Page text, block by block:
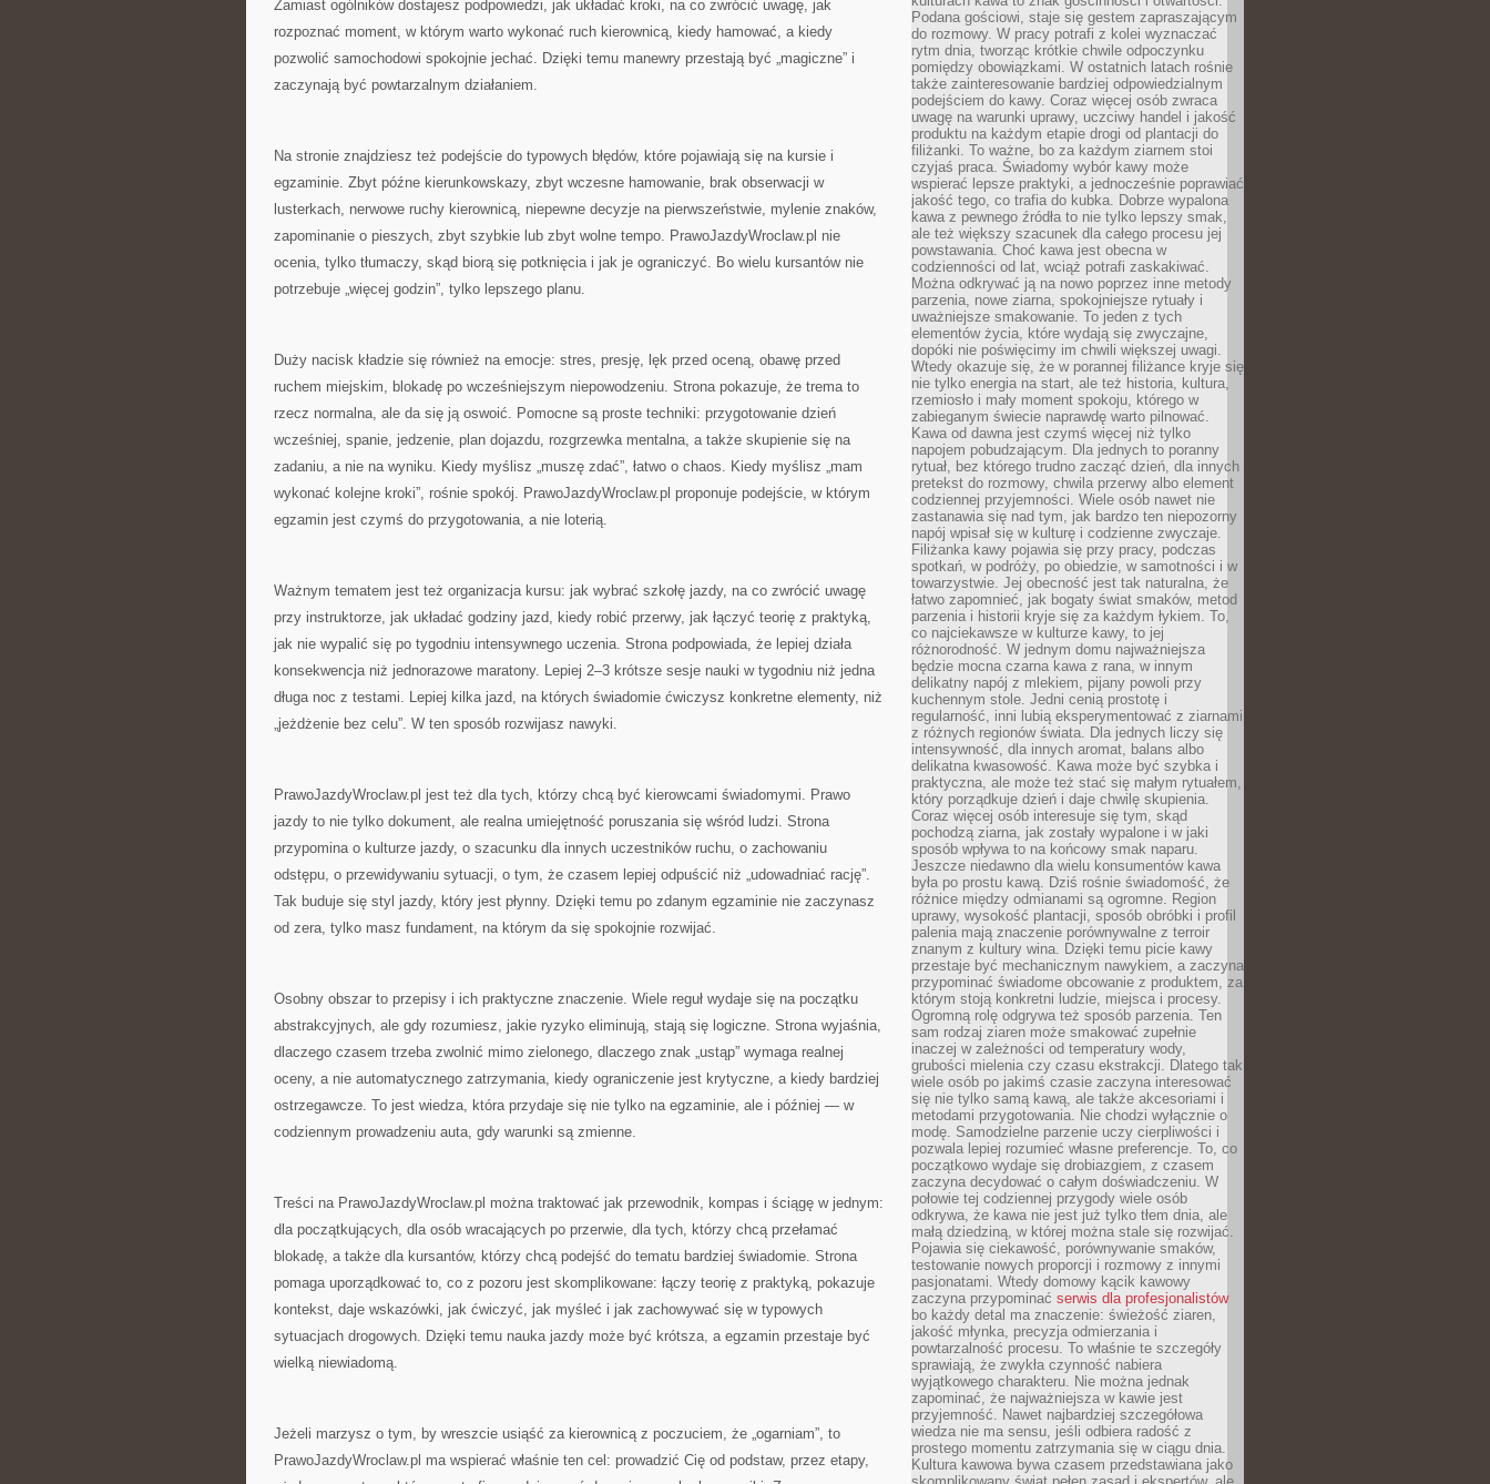
Zamiast ogólników dostajesz podpowiedzi, jak układać kroki, na co zwrócić uwagę, jak
rozpoznać moment, w którym warto wykonać ruch kierownicą, kiedy hamować, a kiedy
pozwolić samochodowi spokojnie jechać. Dzięki temu manewry przestają być „magiczne” i
zaczynają być powtarzalnym działaniem.
Na stronie znajdziesz też podejście do typowych błędów, które pojawiają się na kursie i
egzaminie. Zbyt późne kierunkowskazy, zbyt wczesne hamowanie, brak obserwacji w
lusterkach, nerwowe ruchy kierownicą, niepewne decyzje na pierwszeństwie, mylenie znaków,
zapominanie o pieszych, zbyt szybkie lub zbyt wolne tempo. PrawoJazdyWroclaw.pl nie
ocenia, tylko tłumaczy, skąd biorą się potknięcia i jak je ograniczyć. Bo wielu kursantów nie
potrzebuje „więcej godzin”, tylko lepszego planu.
Duży nacisk kładzie się również na emocje: stres, presję, lęk przed oceną, obawę przed
ruchem miejskim, blokadę po wcześniejszym niepowodzeniu. Strona pokazuje, że trema to
rzecz normalna, ale da się ją oswoić. Pomocne są proste techniki: przygotowanie dzień
wcześniej, spanie, jedzenie, plan dojazdu, rozgrzewka mentalna, a także skupienie się na
zadaniu, a nie na wyniku. Kiedy myślisz „muszę zdać”, łatwo o chaos. Kiedy myślisz „mam
wykonać kolejne kroki”, rośnie spokój. PrawoJazdyWroclaw.pl proponuje podejście, w którym
egzamin jest czymś do przygotowania, a nie loterią.
Ważnym tematem jest też organizacja kursu: jak wybrać szkołę jazdy, na co zwrócić uwagę
przy instruktorze, jak układać godziny jazd, kiedy robić przerwy, jak łączyć teorię z praktyką,
jak nie wypalić się po tygodniu intensywnego uczenia. Strona podpowiada, że lepiej działa
konsekwencja niż jednorazowe maratony. Lepiej 2–3 krótsze sesje nauki w tygodniu niż jedna
długa noc z testami. Lepiej kilka jazd, na których świadomie ćwiczysz konkretne elementy, niż
„jeżdżenie bez celu”. W ten sposób rozwijasz nawyki.
PrawoJazdyWroclaw.pl jest też dla tych, którzy chcą być kierowcami świadomymi. Prawo
jazdy to nie tylko dokument, ale realna umiejętność poruszania się wśród ludzi. Strona
przypomina o kulturze jazdy, o szacunku dla innych uczestników ruchu, o zachowaniu
odstępu, o przewidywaniu sytuacji, o tym, że czasem lepiej odpuścić niż „udowadniać rację”.
Tak buduje się styl jazdy, który jest płynny. Dzięki temu po zdanym egzaminie nie zaczynasz
od zera, tylko masz fundament, na którym da się spokojnie rozwijać.
Osobny obszar to przepisy i ich praktyczne znaczenie. Wiele reguł wydaje się na początku
abstrakcyjnych, ale gdy rozumiesz, jakie ryzyko eliminują, stają się logiczne. Strona wyjaśnia,
dlaczego czasem trzeba zwolnić mimo zielonego, dlaczego znak „ustąp” wymaga realnej
oceny, a nie automatycznego zatrzymania, kiedy ograniczenie jest krytyczne, a kiedy bardziej
ostrzegawcze. To jest wiedza, która przydaje się nie tylko na egzaminie, ale i później — w
codziennym prowadzeniu auta, gdy warunki są zmienne.
Treści na PrawoJazdyWroclaw.pl można traktować jak przewodnik, kompas i ściągę w jednym:
dla początkujących, dla osób wracających po przerwie, dla tych, którzy chcą przełamać
blokadę, a także dla kursantów, którzy chcą podejść do tematu bardziej świadomie. Strona
pomaga uporządkować to, co z pozoru jest skomplikowane: łączy teorię z praktyką, pokazuje
kontekst, daje wskazówki, jak ćwiczyć, jak myśleć i jak zachowywać się w typowych
sytuacjach drogowych. Dzięki temu nauka jazdy może być krótsza, a egzamin przestaje być
wielką niewiadomą.
Jeżeli marzysz o tym, by wreszcie usiąść za kierownicą z poczuciem, że „ogarniam”, to
PrawoJazdyWroclaw.pl ma wspierać właśnie ten cel: prowadzić Cię od podstaw, przez etapy,
Podana gościowi, staje się gestem zapraszającym
do rozmowy. W pracy potrafi z kolei wyznaczać
rytm dnia, tworząc krótkie chwile odpoczynku
pomiędzy obowiązkami. W ostatnich latach rośnie
także zainteresowanie bardziej odpowiedzialnym
podejściem do kawy. Coraz więcej osób zwraca
uwagę na warunki uprawy, uczciwy handel i jakość
produktu na każdym etapie drogi od plantacji do
filiżanki. To ważne, bo za każdym ziarnem stoi
czyjaś praca. Świadomy wybór kawy może
wspierać lepsze praktyki, a jednocześnie poprawiać
jakość tego, co trafia do kubka. Dobrze wypalona
kawa z pewnego źródła to nie tylko lepszy smak,
ale też większy szacunek dla całego procesu jej
powstawania. Choć kawa jest obecna w
codzienności od lat, wciąż potrafi zaskakiwać.
Można odkrywać ją na nowo poprzez inne metody
parzenia, nowe ziarna, spokojniejsze rytuały i
uważniejsze smakowanie. To jeden z tych
elementów życia, które wydają się zwyczajne,
dopóki nie poświęcimy im chwili większej uwagi.
Wtedy okazuje się, że w porannej filiżance kryje się
nie tylko energia na start, ale też historia, kultura,
rzemiosło i mały moment spokoju, którego w
zabieganym świecie naprawdę warto pilnować.
Kawa od dawna jest czymś więcej niż tylko
napojem pobudzającym. Dla jednych to poranny
rytuał, bez którego trudno zacząć dzień, dla innych
pretekst do rozmowy, chwila przerwy albo element
codziennej przyjemności. Wiele osób nawet nie
zastanawia się nad tym, jak bardzo ten niepozorny
napój wpisał się w kulturę i codzienne zwyczaje.
Filiżanka kawy pojawia się przy pracy, podczas
spotkań, w podróży, po obiedzie, w samotności i w
towarzystwie. Jej obecność jest tak naturalna, że
łatwo zapomnieć, jak bogaty świat smaków, metod
parzenia i historii kryje się za każdym łykiem. To,
co najciekawsze w kulturze kawy, to jej
różnorodność. W jednym domu najważniejsza
będzie mocna czarna kawa z rana, w innym
delikatny napój z mlekiem, pijany powoli przy
kuchennym stole. Jedni cenią prostotę i
regularność, inni lubią eksperymentować z ziarnami
z różnych regionów świata. Dla jednych liczy się
intensywność, dla innych aromat, balans albo
delikatna kwasowość. Kawa może być szybka i
praktyczna, ale może też stać się małym rytuałem,
który porządkuje dzień i daje chwilę skupienia.
Coraz więcej osób interesuje się tym, skąd
pochodzą ziarna, jak zostały wypalone i w jaki
sposób wpływa to na końcowy smak naparu.
Jeszcze niedawno dla wielu konsumentów kawa
była po prostu kawą. Dziś rośnie świadomość, że
różnice między odmianami są ogromne. Region
uprawy, wysokość plantacji, sposób obróbki i profil
palenia mają znaczenie porównywalne z terroir
znanym z kultury wina. Dzięki temu picie kawy
przestaje być mechanicznym nawykiem, a zaczyna
przypominać świadome obcowanie z produktem, za
którym stoją konkretni ludzie, miejsca i procesy.
Ogromną rolę odgrywa też sposób parzenia. Ten
sam rodzaj ziaren może smakować zupełnie
inaczej w zależności od temperatury wody,
grubości mielenia czy czasu ekstrakcji. Dlatego tak
wiele osób po jakimś czasie zaczyna interesować
się nie tylko samą kawą, ale także akcesoriami i
metodami przygotowania. Nie chodzi wyłącznie o
modę. Samodzielne parzenie uczy cierpliwości i
pozwala lepiej rozumieć własne preferencje. To, co
początkowo wydaje się drobiazgiem, z czasem
zaczyna decydować o całym doświadczeniu. W
połowie tej codziennej przygody wiele osób
odkrywa, że kawa nie jest już tylko tłem dnia, ale
małą dziedziną, w której można stale się rozwijać.
Pojawia się ciekawość, porównywanie smaków,
testowanie nowych proporcji i rozmowy z innymi
pasjonatami. Wtedy domowy kącik kawowy
zaczyna przypominać serwis dla profesjonalistów
bo każdy detal ma znaczenie: świeżość ziaren,
jakość młynka, precyzja odmierzania i
powtarzalność procesu. To właśnie te szczegóły
sprawiają, że zwykła czynność nabiera
wyjątkowego charakteru. Nie można jednak
zapominać, że najważniejsza w kawie jest
przyjemność. Nawet najbardziej szczegółowa
wiedza nie ma sensu, jeśli odbiera radość z
prostego momentu zatrzymania się w ciągu dnia.
Kultura kawowa bywa czasem przedstawiana jako